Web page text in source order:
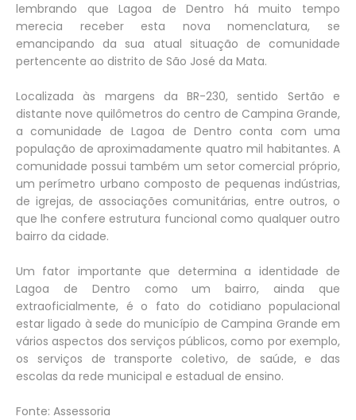
lembrando que Lagoa de Dentro há muito tempo
merecia receber esta nova nomenclatura, se
emancipando da sua atual situação de comunidade
pertencente ao distrito de São José da Mata.
Localizada às margens da BR-230, sentido Sertão e
distante nove quilômetros do centro de Campina Grande,
a comunidade de Lagoa de Dentro conta com uma
população de aproximadamente quatro mil habitantes. A
comunidade possui também um setor comercial próprio,
um perímetro urbano composto de pequenas indústrias,
de igrejas, de associações comunitárias, entre outros, o
que lhe confere estrutura funcional como qualquer outro
bairro da cidade.
Um fator importante que determina a identidade de
Lagoa de Dentro como um bairro, ainda que
extraoficialmente, é o fato do cotidiano populacional
estar ligado à sede do município de Campina Grande em
vários aspectos dos serviços públicos, como por exemplo,
os serviços de transporte coletivo, de saúde, e das
escolas da rede municipal e estadual de ensino.
Fonte: Assessoria